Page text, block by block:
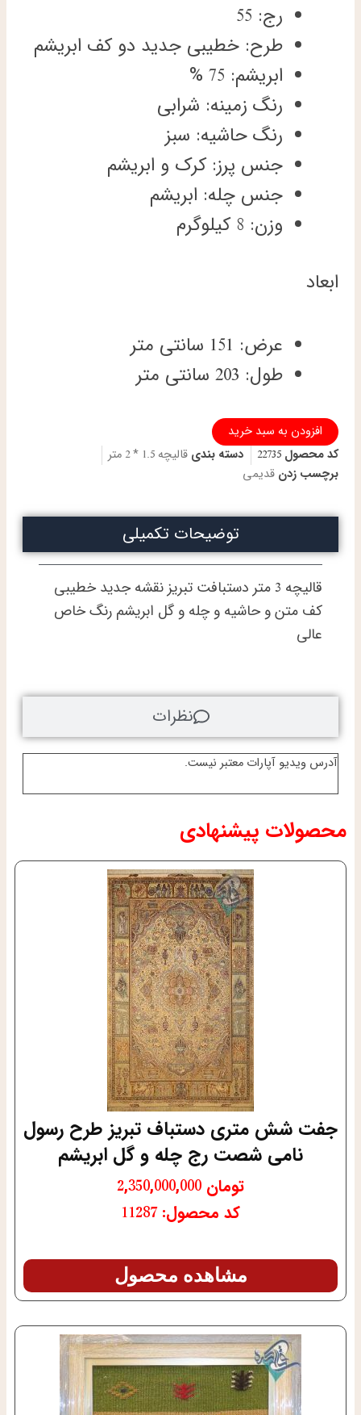
رج: 55
طرح: خطیبی جدید دو کف ابریشم
ابریشم: 75 %
رنگ زمینه: شرابی
رنگ حاشیه: سبز
جنس پرز: کرک و ابریشم
جنس چله: ابریشم
وزن: 8 کیلوگرم
ابعاد
عرض: 151 سانتی متر
طول: 203 سانتی متر
قالیچه
دستباف
تبریز
طرح
دو
ابریشم
عدد
افزودن به سبد خرید
کد محصول 22735 دسته بندی قالیچه 1.5 * 2 متر
برچسب زدن قدیمی
آدرس ویدیو آپارات معتبر نیست.
توضیحات تکمیلی
نظرات
قالیچه 3 متر دستبافت تبریز نقشه جدید خطیبی
کف متن و حاشیه و چله و گل ابریشم رنگ خاص
عالی
محصولات پیشنهادی
جفت شش متری دستباف تبریز طرح رسول
نامی شصت رج چله و گل ابریشم
تومان
کد محصول: 11287
مشاهده محصول